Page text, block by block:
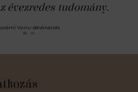
évezredes tudomány.
Visnu-dévánanda